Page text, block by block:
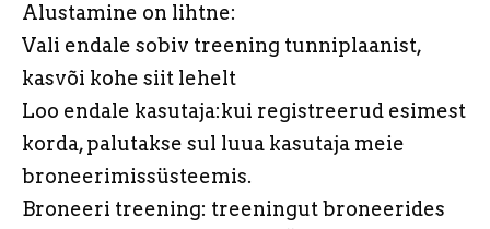
Alustamine on lihtne:
Vali endale sobiv treening tunniplaanist,
kasvõi kohe siit lehelt
Loo endale kasutaja:kui registreerud esimest
korda, palutakse sul luua kasutaja meie
broneerimissüsteemis.
Broneeri treening: treeningut broneerides